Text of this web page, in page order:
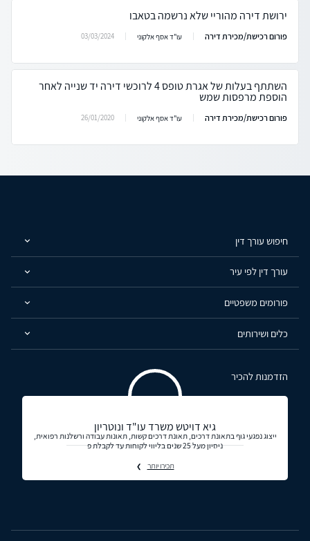
ירושת דירה מהוריי שלא נרשמה בטאבו
פורום רכישת/מכירת דירה עו"ד אסף אלקוני 03/03/2024
השתתף בעלות של אגרת טופס 4 לרוכשי דירה יד שנייה לאחר
הוספת מרפסות שמש
פורום רכישת/מכירת דירה עו"ד אסף אלקוני 26/01/2020
חיפוש עורך דין
עורך דין לפי עיר
פורומים משפטיים
כלים ושירותים
הזדמנות להכיר
גיא דויטש משרד עו"ד ונוטריון
ייצוג נפגעי גוף בתאונת דרכים, תאונת דרכים קשות, תאונות עבודה ורשלנות רפואית,
ניסיון מעל 25 שנים בליווי לקוחות עד לקבלת פ
תכירו יותר